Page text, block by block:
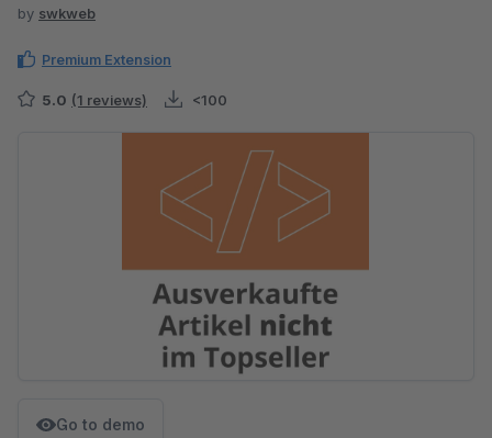
by swkweb
Premium Extension
5.0 (1 reviews) <100
Go to demo